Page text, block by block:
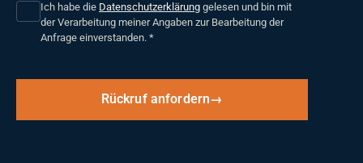
Ich habe die Datenschutzerklärung gelesen und bin mit
der Verarbeitung meiner Angaben zur Bearbeitung der
Anfrage einverstanden. *
Rückruf anfordern